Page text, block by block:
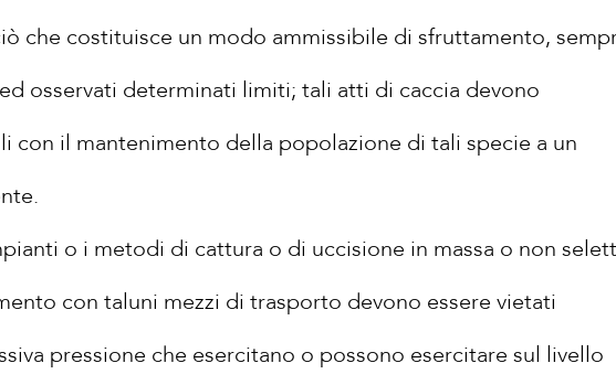
che costituisce un modo ammissibile di sfruttamento,
osservati determinati limiti; tali atti di caccia devono
con il mantenimento della popolazione di tali specie a un
o i metodi di cattura o di uccisione in massa o non
con taluni mezzi di trasporto devono essere vietati
pressione che esercitano o possono esercitare sul livello